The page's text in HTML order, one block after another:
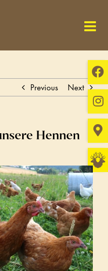
Previous Next
Hennen